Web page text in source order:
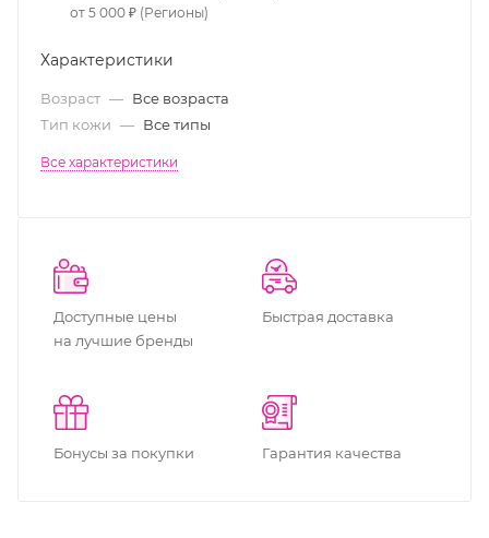
от 5 000 ₽ (Регионы)
Характеристики
Возраст — Все возраста
Тип кожи — Все типы
Все характеристики
Доступные цены
на лучшие бренды
Быстрая доставка
Бонусы за покупки Гарантия качества